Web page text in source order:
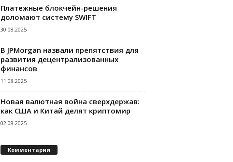
Платежные блокчейн-решения
доломают систему SWIFT
30.08.2025
В JPMorgan назвали препятствия для
развития децентрализованных
финансов
11.08.2025
Новая валютная война сверхдержав:
как США и Китай делят криптомир
02.08.2025
Комментарии